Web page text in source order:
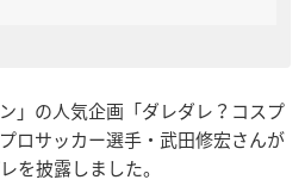
」の人気企画「ダレダレ？コスプ
ロサッカー選手・武田修宏さんが
を披露しました。